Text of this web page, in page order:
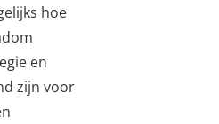
hoe
en
zijn voor